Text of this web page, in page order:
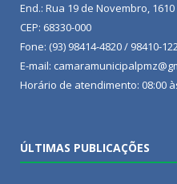
End.: Rua 19 de Novembro,
CEP: 68330-000
Fone: (93) 98414-4820 / 98410-
E-mail:
Horário de atendimento: 08:00
ÚLTIMAS PUBLICAÇÕES